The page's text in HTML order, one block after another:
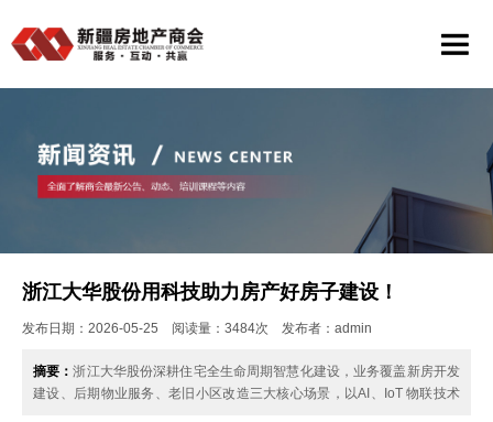
浙江大华股份用科技助力房产好房子建设！
发布日期：2026-05-25 阅读量：3484次 发布者：admin
摘要：浙江大华股份深耕住宅全生命周期智慧化建设，业务覆盖新房开发
建设、后期物业服务、老旧小区改造三大核心场景，以AI、IoT 物联技术